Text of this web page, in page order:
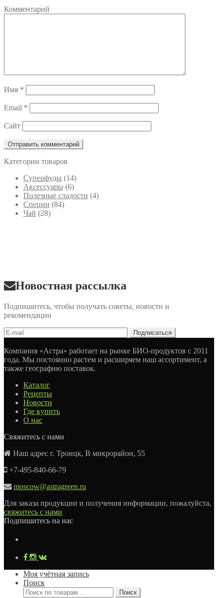
Комментарий
Имя *
Email *
Сайт
Категории товаров
Cуперфуды (14)
Аксессуары (6)
Полезные сладости (4)
Специи (84)
Чай (28)
Новостная рассылка
Подпишитесь, чтобы получать советы, новости и
рекомендации
Компания «Астра» работает на рынке БИО-продуктов с 2011
года. Мы постоянно растем и расширяем наш ассортимент, а
также географию поставок.
Каталог
Рецепты
Новости
Где купить
О нас
Свяжитесь с нами
Наш адрес г. Троицк, В микрорайон, 55
+7-495-840-66-79
moscow@astragreen.ru
Для заказа продукции и получения информации, пожалуйста,
свяжитесь с нами
Подпишитесь на нас
Моя учётная запись
Поиск
Искать:
Поиск